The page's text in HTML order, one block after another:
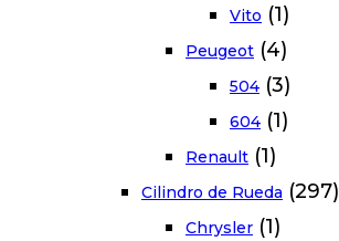
Vito (1)
Peugeot (4)
504 (3)
604 (1)
Renault (1)
Cilindro de Rueda (297)
Chrysler (1)